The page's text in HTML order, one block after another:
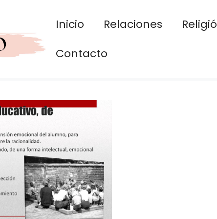
Inicio Relaciones
Contacto